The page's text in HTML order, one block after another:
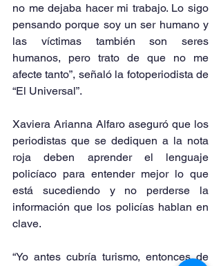
no me dejaba hacer mi trabajo. Lo sigo
pensando porque soy un ser humano y
las víctimas también son seres
humanos, pero trato de que no me
afecte tanto”, señaló la fotoperiodista de
“El Universal”.
Xaviera Arianna Alfaro aseguró que los
periodistas que se dediquen a la nota
roja deben aprender el lenguaje
policíaco para entender mejor lo que
está sucediendo y no perderse la
información que los policías hablan en
clave.
“Yo antes cubría turismo, entonces de